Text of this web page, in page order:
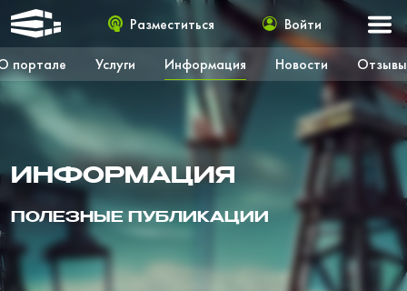
портале Услуги Информация Новости Отзывы
Разместиться Войти
ИНФОРМАЦИЯ
ПОЛЕЗНЫЕ ПУБЛИКАЦИИ